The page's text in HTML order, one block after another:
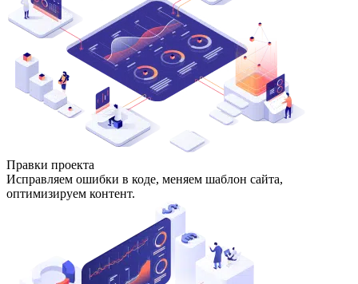
Правки проекта
Исправляем ошибки в коде, меняем шаблон сайта,
оптимизируем контент.